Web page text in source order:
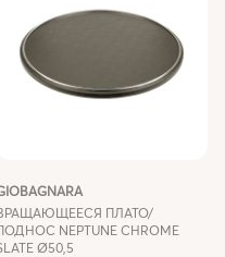
ПЛАТО/
NEPTUNE CHROME
Ø50,5